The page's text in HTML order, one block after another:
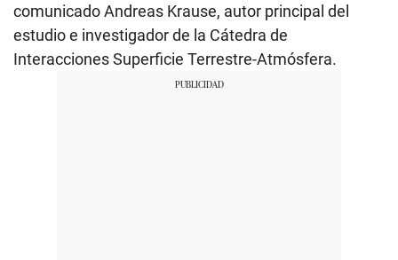
comunicado Andreas Krause, autor principal del
estudio e investigador de la Cátedra de
Interacciones Superficie Terrestre-Atmósfera.